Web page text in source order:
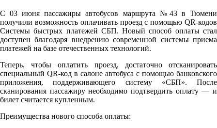
С 03 июня пассажиры автобусов маршрута №43 в Тюмени
получили возможность оплачивать проезд с помощью QR-кодов
Системы быстрых платежей СБП. Новый способ оплаты стал
доступен благодаря внедрению современной системы приема
платежей на базе отечественных технологий.
Теперь, чтобы оплатить проезд, достаточно отсканировать
специальный QR-код в салоне автобуса с помощью банковского
приложения, поддерживающего систему «СБП». После
сканирования пассажиру необходимо подтвердить оплату — и
билет считается купленным.
Преимущества нового способа оплаты: